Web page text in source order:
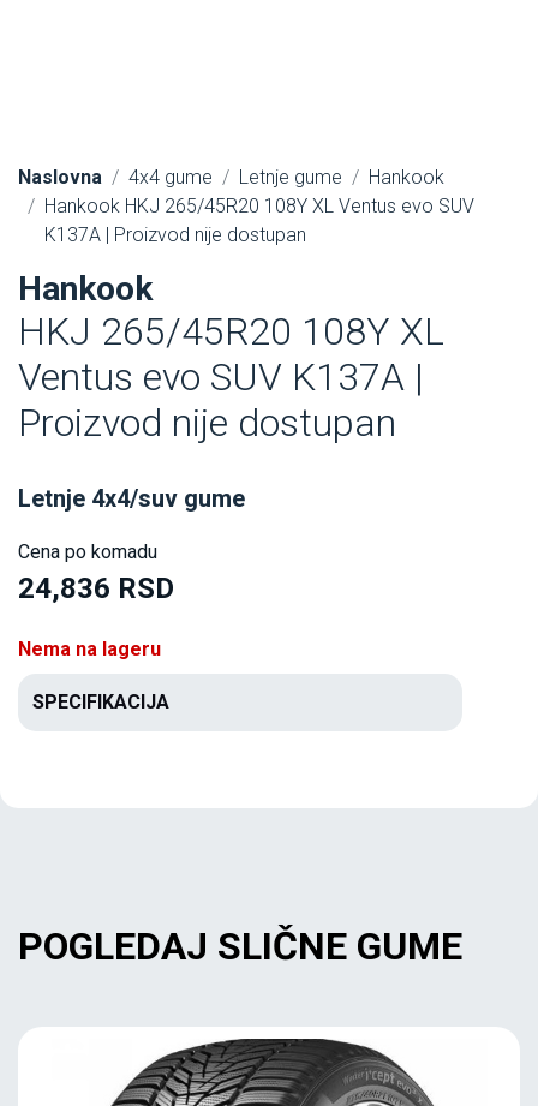
Naslovna 4x4 gume Letnje gume
Hankook
Hankook HKJ 265/45R20 108Y XL Ventus evo SUV
K137A | Proizvod nije dostupan
Hankook
HKJ 265/45R20 108Y XL
Ventus evo SUV K137A |
Proizvod nije dostupan
Letnje 4x4/suv gume
Cena po komadu
24,836 RSD
Nema na lageru
SPECIFIKACIJA
POGLEDAJ SLIČNE GUME